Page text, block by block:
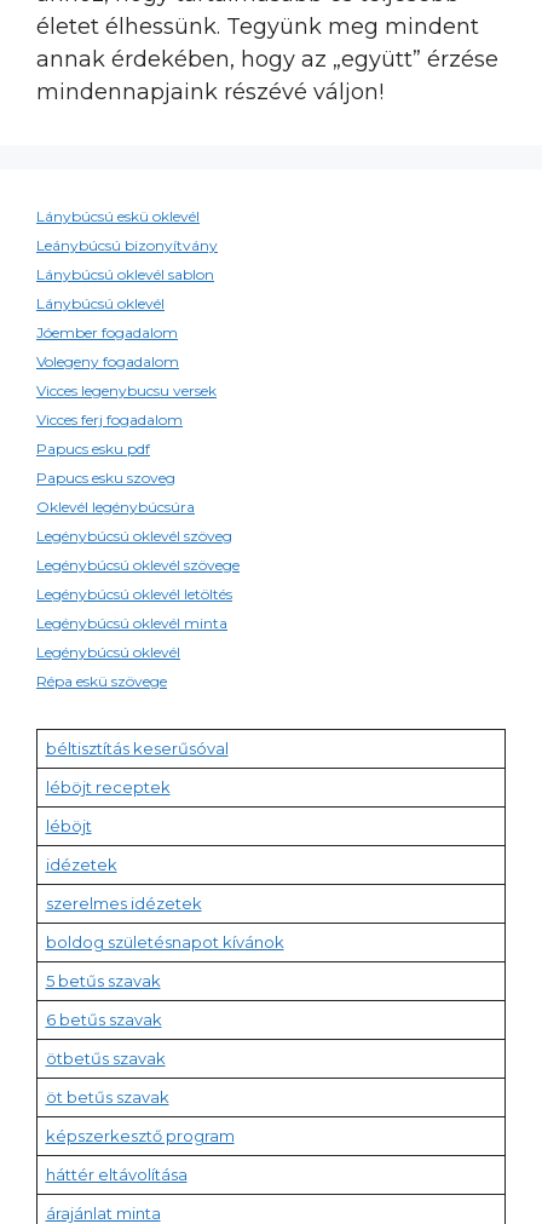
életet élhessünk. Tegyünk meg mindent
annak érdekében, hogy az „együtt” érzése
mindennapjaink részévé váljon!
Lánybúcsú eskü oklevél
Leánybúcsú bizonyítvány
Lánybúcsú oklevél sablon
Lánybúcsú oklevél
Jóember fogadalom
Volegeny fogadalom
Vicces legenybucsu versek
Vicces ferj fogadalom
Papucs esku pdf
Papucs esku szoveg
Oklevél legénybúcsúra
Legénybúcsú oklevél szöveg
Legénybúcsú oklevél szövege
Legénybúcsú oklevél letöltés
Legénybúcsú oklevél minta
Legénybúcsú oklevél
Répa eskü szövege
béltisztítás keserűsóval
léböjt receptek
léböjt
idézetek
szerelmes idézetek
boldog születésnapot kívánok
5 betűs szavak
6 betűs szavak
ötbetűs szavak
öt betűs szavak
képszerkesztő program
háttér eltávolítása
árajánlat minta